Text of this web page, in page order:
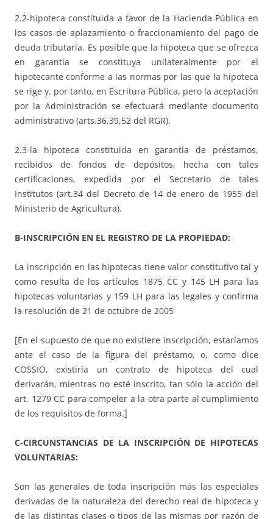
2.2-hipoteca constituida a favor de la Hacienda Pública en
los casos de aplazamiento o fraccionamiento del pago de
deuda tributaria. Es posible que la hipoteca que se ofrezca
en garantía se constituya unilateralmente por el
hipotecante conforme a las normas por las que la hipoteca
se rige y, por tanto, en Escritura Pública, pero la aceptación
por la Administración se efectuará mediante documento
administrativo (arts.36,39,52 del RGR).
2.3-la hipoteca constituida en garantía de préstamos,
recibidos de fondos de depósitos, hecha con tales
certificaciones, expedida por el Secretario de tales
Institutos (art.34 del Decreto de 14 de enero de 1955 del
Ministerio de Agricultura).
B-INSCRIPCIÓN EN EL REGISTRO DE LA PROPIEDAD:
La inscripción en las hipotecas tiene valor constitutivo tal y
como resulta de los artículos 1875 CC y 145 LH para las
hipotecas voluntarias y 159 LH para las legales y confirma
la resolución de 21 de octubre de 2005
[En el supuesto de que no existiere inscripción, estaríamos
ante el caso de la figura del préstamo, o, como dice
COSSIO, existiría un contrato de hipoteca del cual
derivarán, mientras no esté inscrito, tan sólo la acción del
art. 1279 CC para compeler a la otra parte al cumplimiento
de los requisitos de forma.]
C-CIRCUNSTANCIAS DE LA INSCRIPCIÓN DE HIPOTECAS
VOLUNTARIAS:
Son las generales de toda inscripción más las especiales
derivadas de la naturaleza del derecho real de hipoteca y
de las distintas clases o tipos de las mismas por razón de